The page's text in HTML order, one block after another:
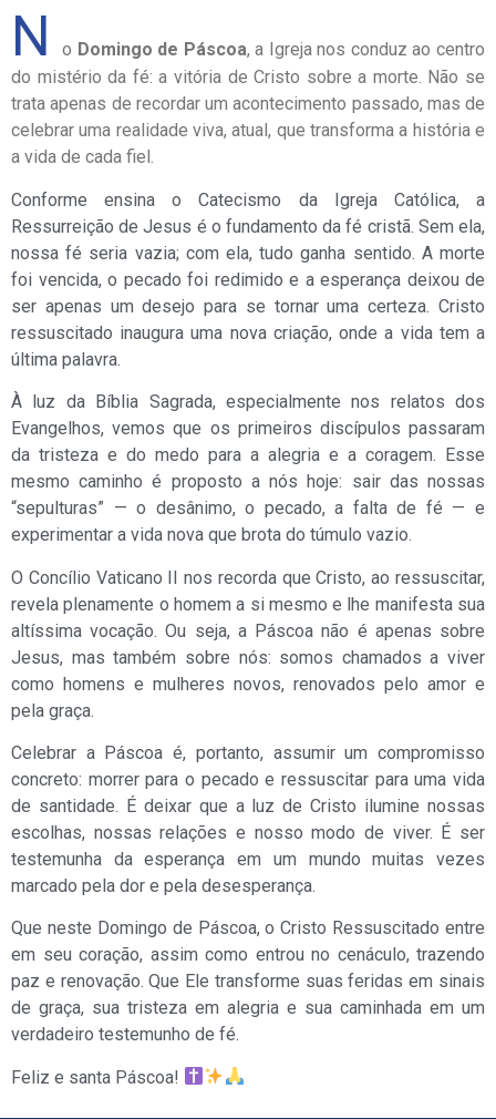
N o Domingo de Páscoa, a Igreja nos conduz ao centro
do mistério da fé: a vitória de Cristo sobre a morte. Não se
trata apenas de recordar um acontecimento passado, mas de
celebrar uma realidade viva, atual, que transforma a história e
a vida de cada fiel.
Conforme ensina oCatecismo da Igreja Católica, a
Ressurreição de Jesus é o fundamento da fé cristã. Sem ela,
nossa fé seria vazia; com ela, tudo ganha sentido. A morte
foi vencida, o pecado foi redimido e a esperança deixou de
ser apenas um desejo para se tornar uma certeza. Cristo
ressuscitado inaugura uma nova criação, onde a vida tem a
última palavra.
À luz da Bíblia Sagrada, especialmente nos relatos dos
Evangelhos, vemos que os primeiros discípulos passaram
da tristeza e do medo para a alegria e a coragem. Esse
mesmo caminho é proposto a nós hoje: sair das nossas
“sepulturas” — o desânimo, o pecado, a falta de fé — e
experimentar a vida nova que brota do túmulo vazio.
O Concílio Vaticano II nos recorda que Cristo, ao ressuscitar,
revela plenamente o homem a si mesmo e lhe manifesta sua
altíssima vocação. Ou seja, a Páscoa não é apenas sobre
Jesus, mas também sobre nós: somos chamados a viver
como homens e mulheres novos, renovados pelo amor e
pela graça.
Celebrar a Páscoa é, portanto, assumir um compromisso
concreto: morrer para o pecado e ressuscitar para uma vida
de santidade. É deixar que a luz de Cristo ilumine nossas
escolhas, nossas relações e nosso modo de viver. É ser
testemunha da esperança em um mundo muitas vezes
marcado pela dor e pela desesperança.
Que neste Domingo de Páscoa, o Cristo Ressuscitado entre
em seu coração, assim como entrou no cenáculo, trazendo
paz e renovação. Que Ele transforme suas feridas em sinais
de graça, sua tristeza em alegria e sua caminhada em um
verdadeiro testemunho de fé.
Feliz e santa Páscoa!